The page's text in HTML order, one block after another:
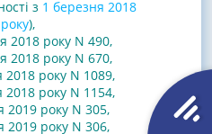
з 1 березня 2018
року),
2018 року N 490,
2018 року N 670,
2018 року N 1089,
2018 року N 1154,
2019 року N 305,
2019 року N 306,